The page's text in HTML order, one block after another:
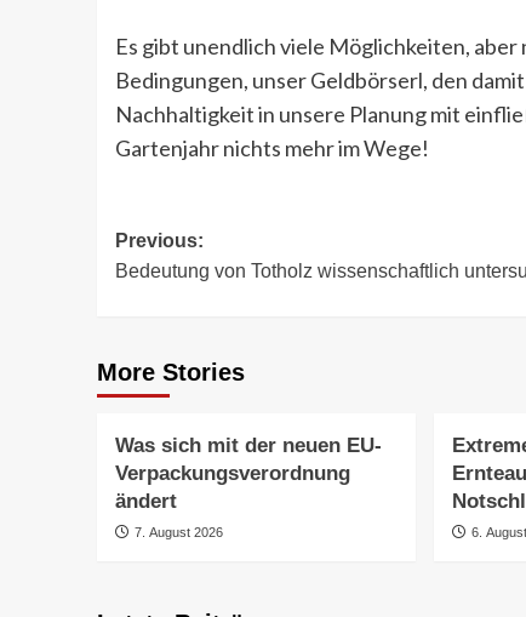
Es gibt unendlich viele Möglichkeiten, aber
Bedingungen, unser Geldbörserl, den
Nachhaltigkeit in unsere Planung mit
Gartenjahr nichts mehr im Wege!
Post
navigation
Previous:
Bedeutung von Totholz wissenschaftlich
More Stories
Was sich mit der neuen EU-
Verpackungsverordnung
ändert
7. August 2026 6.